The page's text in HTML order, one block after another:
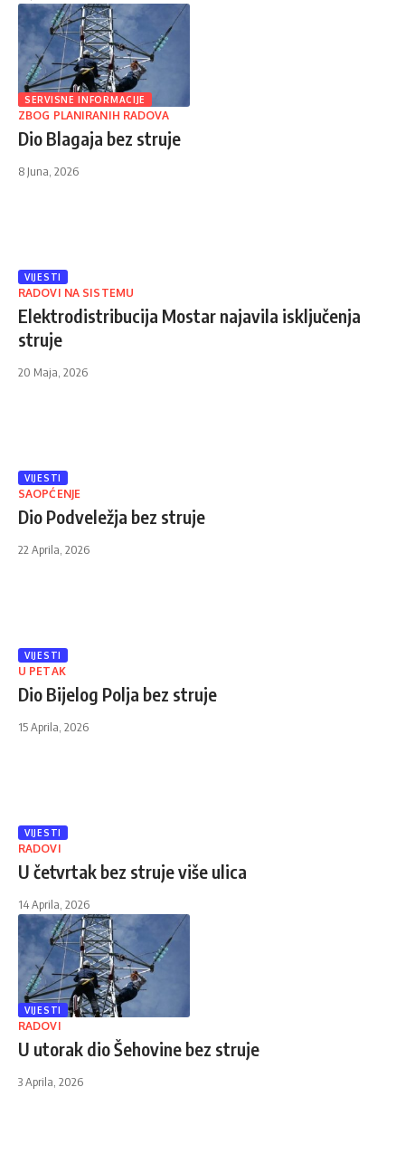
SERVISNE INFORMACIJE
ZBOG PLANIRANIH RADOVA
Dio Blagaja bez struje
8 Juna, 2026
VIJESTI
RADOVI NA SISTEMU
Elektrodistribucija Mostar najavila isključenja
struje
20 Maja, 2026
VIJESTI
SAOPĆENJE
Dio Podveležja bez struje
22 Aprila, 2026
VIJESTI
U PETAK
Dio Bijelog Polja bez struje
15 Aprila, 2026
VIJESTI
RADOVI
U četvrtak bez struje više ulica
14 Aprila, 2026
VIJESTI
RADOVI
U utorak dio Šehovine bez struje
3 Aprila, 2026